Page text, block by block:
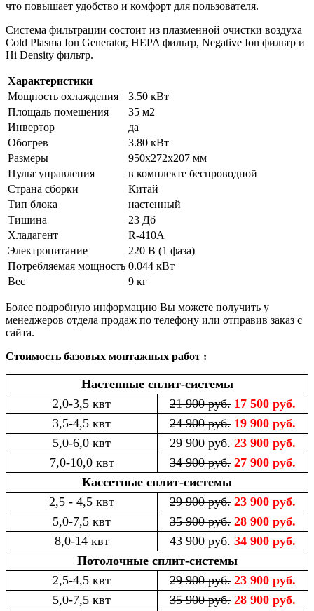
что повышает удобство и комфорт для пользователя.
Система фильтрации состоит из плазменной очистки воздуха
Cold Plasma Ion Generator, HEPA фильтр, Negative Ion фильтр и
Hi Density фильтр.
Характеристики
Мощность охлаждения
3.50 кВт
Площадь помещения
35 м2
Инвертор
да
Обогрев
3.80 кВт
Размеры
950х272х207 мм
Пульт управления
в комплекте беспроводной
Страна сборки
Китай
Тип блока
настенный
Тишина
23 Дб
Хладагент
R-410A
Электропитание
220 В (1 фаза)
Потребляемая мощность 0.044 кВт
Вес
9 кг
Более подробную информацию Вы можете получить у
менеджеров отдела продаж по телефону или отправив заказ с
сайта.
Стоимость базовых монтажных работ :
Настенные сплит-системы
2,0-3,5 квт
21 900 руб. 17 500 руб.
3,5-4,5 квт
24 900 руб. 19 900 руб.
5,0-6,0 квт
29 900 руб. 23 900 руб.
7,0-10,0 квт
34 900 руб. 27 900 руб.
Кассетные сплит-системы
2,5 - 4,5 квт
29 900 руб. 23 900 руб.
5,0-7,5 квт
35 900 руб. 28 900 руб.
8,0-14 квт
43 900 руб. 34 900 руб.
Потолочные сплит-системы
2,5-4,5 квт
29 900 руб. 23 900 руб.
5,0-7,5 квт
35 900 руб. 28 900 руб.